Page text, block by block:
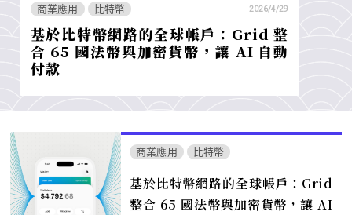
商業應用 比特幣 2026/4/29
基於比特幣網路的全球帳戶：Grid 整
合 65 國法幣與加密貨幣，讓 AI 自動
付款
商業應用 比特幣
基於比特幣網路的全球帳戶：Grid
整合 65 國法幣與加密貨幣，讓 AI